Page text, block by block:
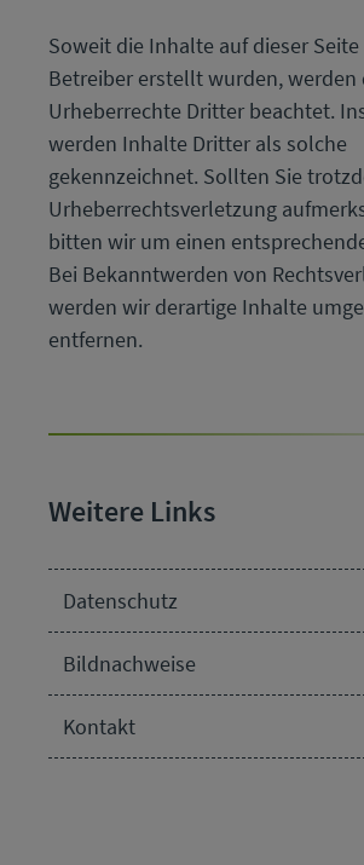
Soweit die Inhalte auf dieser
Betreiber erstellt wurden, werden
Urheberrechte Dritter beachtet.
werden Inhalte Dritter als solche
gekennzeichnet. Sollten Sie
Urheberrechtsverletzung
bitten wir um einen
Bei Bekanntwerden von
werden wir derartige Inhalte
entfernen.
Weitere Links
Datenschutz
Bildnachweise
Kontakt